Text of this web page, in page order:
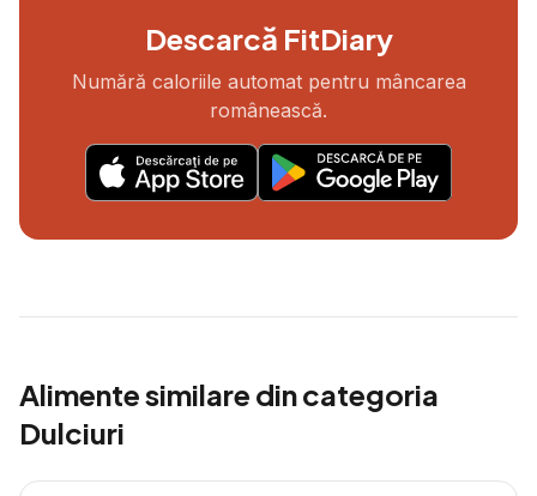
Descarcă FitDiary
Numără caloriile automat pentru mâncarea
românească.
Alimente similare din categoria
Dulciuri